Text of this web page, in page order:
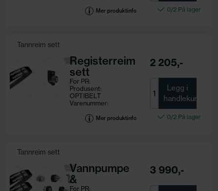
Motorkode:Mer produktinfo 0/2 På lager
Tannreim sett
Registerreim
sett
For PR:
Produsent:
OPTIBELT
Varenummer:
Motorkode:Mer produktinfo
2 205,-
Legg i
handlekurv
0/2 På lager
Tannreim sett
Vannpumpe
&
For PR:
3 990,-